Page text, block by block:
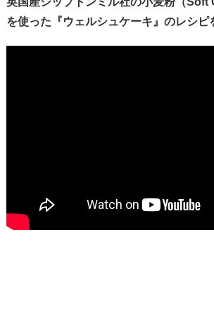
を使った『ウェルシュケーキ』のレシピ